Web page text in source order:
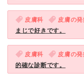
皮膚科 皮膚の
まじで好きです。
皮膚科 皮膚の
的確な診断です。